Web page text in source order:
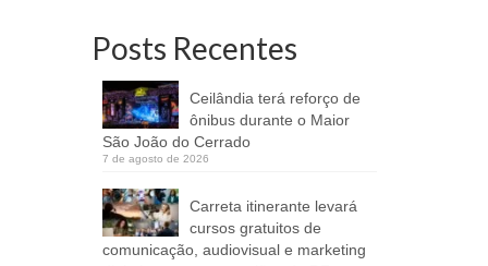
Posts Recentes
Ceilândia terá reforço de
ônibus durante o Maior
São João do Cerrado
7 de agosto de 2026
Carreta itinerante levará
cursos gratuitos de
comunicação, audiovisual e marketing